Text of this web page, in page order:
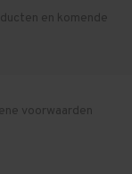
en komende
voorwaarden